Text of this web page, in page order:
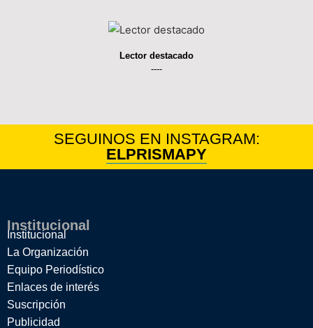
Lector destacado
----
SEGUINOS EN INSTAGRAM:
ELPRISMAPY
Institucional
Institucional
La Organización
Equipo Periodístico
Enlaces de interés
Suscripción
Publicidad